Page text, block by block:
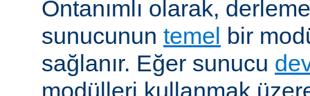
Öntanımlı olarak,
sunucunun temel
bir
sağlanır. Eğer sunucu